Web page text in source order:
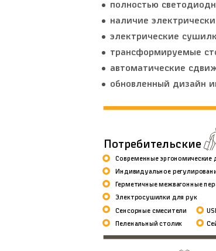
полностью
наличие
электрические
трансформируемые
автоматические
обновленный дизайн
Потребительские
Современные эргономические
Индивидуальное
Герметичные межвагонные
Электросушилки для рук
Сенсорные смесители
Пеленальный столик